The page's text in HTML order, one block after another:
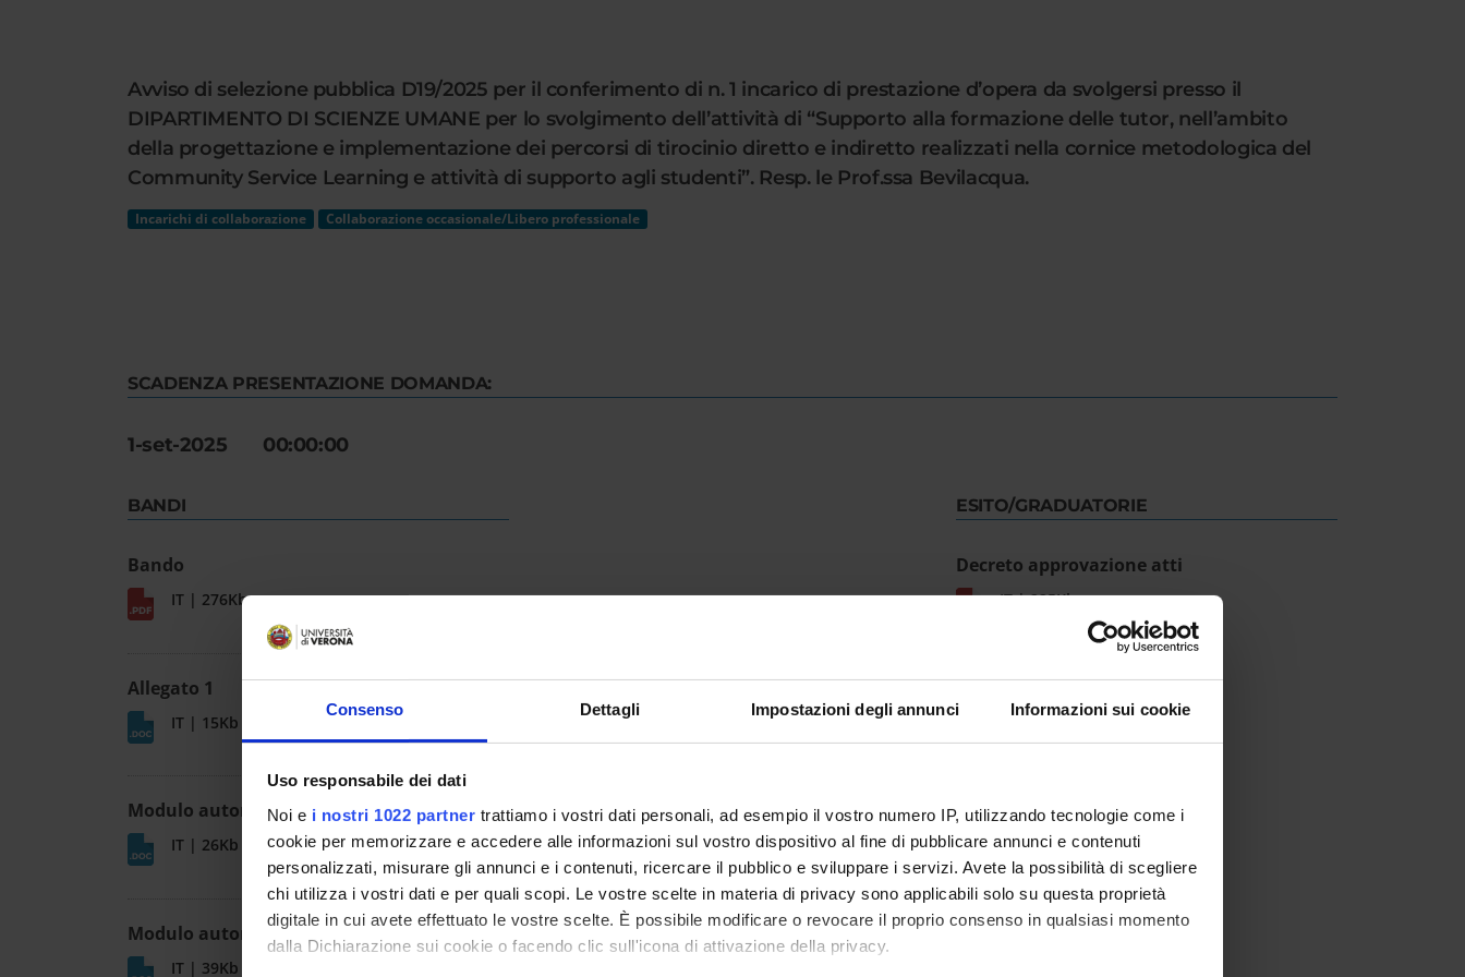
Consenso Dettagli Impostazioni degli annunci Informazioni sui cookie
Uso responsabile dei dati
Noi e i nostri 1022 partner trattiamo i vostri dati personali, ad esempio il vostro numero IP, utilizzando tecnologie come i
cookie per memorizzare e accedere alle informazioni sul vostro dispositivo al fine di pubblicare annunci e contenuti
personalizzati, misurare gli annunci e i contenuti, ricercare il pubblico e sviluppare i servizi. Avete la possibilità di scegliere
chi utilizza i vostri dati e per quali scopi. Le vostre scelte in materia di privacy sono applicabili solo su questa proprietà
digitale in cui avete effettuato le vostre scelte. È possibile modificare o revocare il proprio consenso in qualsiasi momento
dalla Dichiarazione sui cookie o facendo clic sull'icona di attivazione della privacy.
Avviso di selezione pubblica D19/2025 per il conferimento di n. 1 incarico di prestazione d’opera da svolgersi presso il
DIPARTIMENTO DI SCIENZE UMANE per lo svolgimento dell’attività di “Supporto alla formazione delle tutor, nell’ambito
della progettazione e implementazione dei percorsi di tirocinio diretto e indiretto realizzati nella cornice metodologica del
Community Service Learning e attività di supporto agli studenti”. Resp. le Prof.ssa Bevilacqua.
Incarichi di collaborazione Collaborazione occasionale/Libero professionale
SCADENZA PRESENTAZIONE DOMANDA:
1-set-2025 00:00:00
BANDI
Bando
IT | 276Kb
Allegato 1
IT | 15Kb
Modulo autorizzazione assegnisti
IT | 26Kb
Modulo autorizzazione dottorandi
IT | 39Kb
ESITO/GRADUATORIE
Decreto approvazione atti
IT | 225Kb